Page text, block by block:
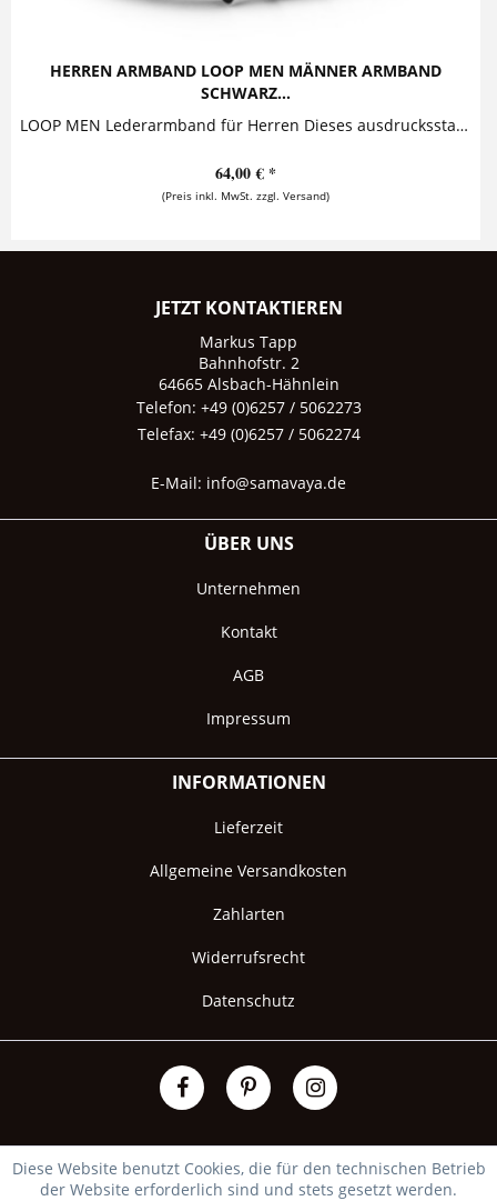
HERREN ARMBAND LOOP MEN MÄNNER ARMBAND
SCHWARZ...
LOOP MEN Lederarmband für Herren Dieses ausdrucksstarke Herrenarmband mit Gravur besticht durch seinen lässigen Look, der echtes Silber mit...
64,00 € *
(Preis inkl. MwSt. zzgl. Versand)
JETZT KONTAKTIEREN
Markus Tapp
Bahnhofstr. 2
64665 Alsbach-Hähnlein
Telefon: +49 (0)6257 / 5062273
Telefax: +49 (0)6257 / 5062274
E-Mail: info@samavaya.de
ÜBER UNS
Unternehmen
Kontakt
AGB
Impressum
INFORMATIONEN
Lieferzeit
Allgemeine Versandkosten
Zahlarten
Widerrufsrecht
Datenschutz
Diese Website benutzt Cookies, die für den technischen Betrieb
der Website erforderlich sind und stets gesetzt werden.